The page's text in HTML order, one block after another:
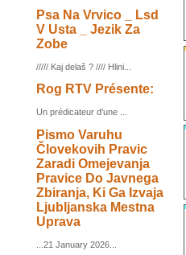
Psa Na Vrvico _ Lsd
V Usta _ Jezik Za
Zobe
///// Kaj delaš ? //// Hlini...
Rog RTV Présente:
Un prédicateur d'une ...
Pismo Varuhu
Človekovih Pravic
Zaradi Omejevanja
Pravice Do Javnega
Zbiranja, Ki Ga Izvaja
Ljubljanska Mestna
Uprava
...21 January 2026...